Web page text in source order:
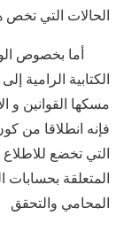
الحالات التي تخص
أما بخصوص
الكتابية الرامية
مسكها القوانين و
فإنه انطلاقا من
المتعلقة
المحامي والتحقق